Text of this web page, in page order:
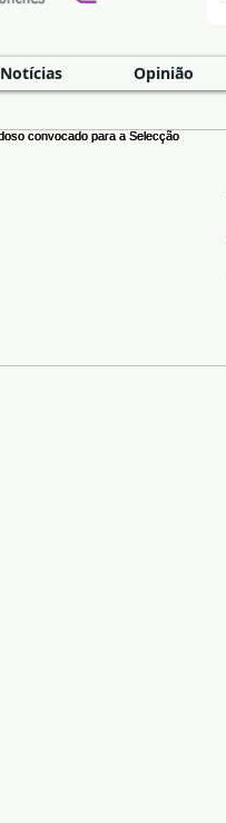
Notícias Opinião